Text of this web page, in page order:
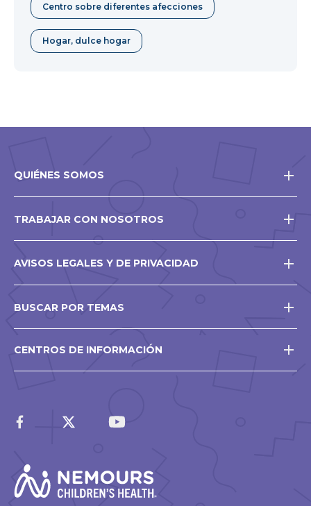
Centro sobre diferentes afecciones
Hogar, dulce hogar
QUIÉNES SOMOS
TRABAJAR CON NOSOTROS
AVISOS LEGALES Y DE PRIVACIDAD
BUSCAR POR TEMAS
CENTROS DE INFORMACIÓN